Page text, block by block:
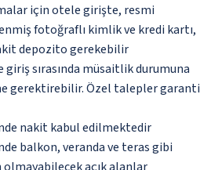
için otele girişte, resmi
fotoğraflı kimlik ve kredi kartı,
depozito gerekebilir
sırasında müsaitlik durumuna
gerektirebilir. Özel talepler garanti
nakit kabul edilmektedir
balkon, veranda ve teras gibi
açık alanlar